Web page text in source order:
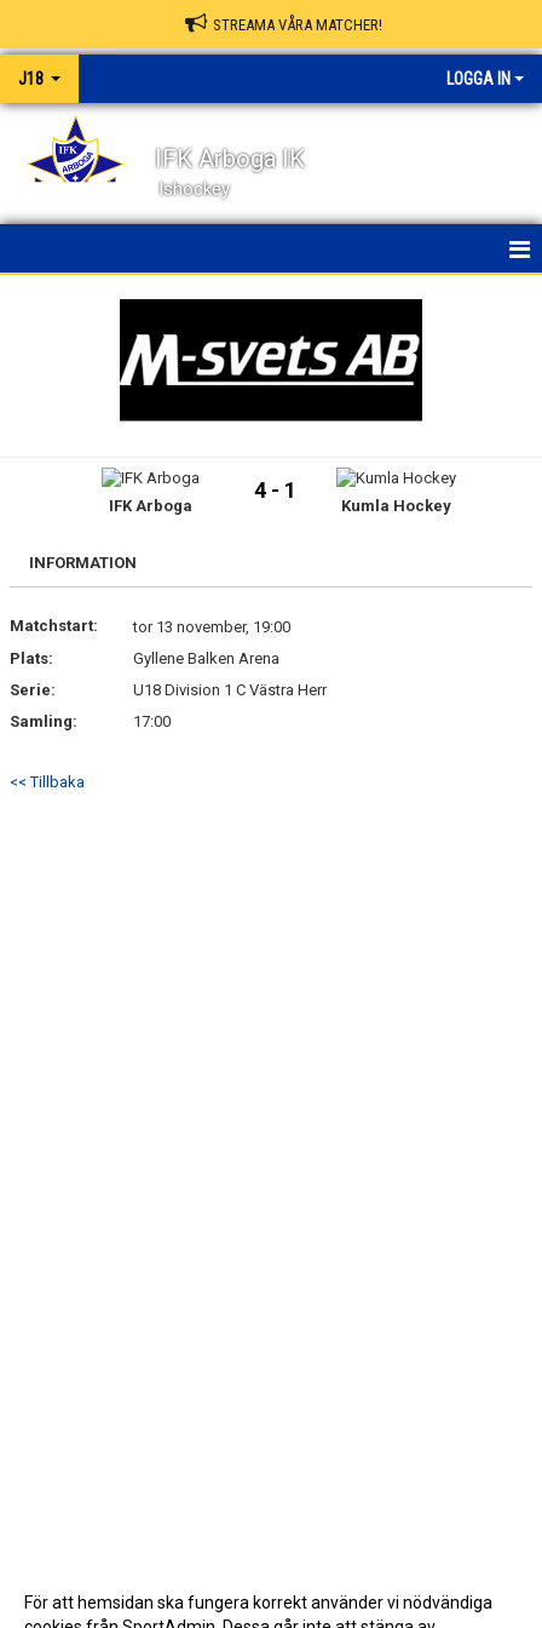
STREAMA VÅRA MATCHER!
J18 LOGGA IN
IFK Arboga IK
Ishockey
BILDGALLERI
KONTAKT
IFK Arboga
4 - 1
Kumla Hockey
INFORMATION
Matchstart:
tor 13 november, 19:00
Plats:
Gyllene Balken Arena
Serie:
U18 Division 1 C Västra Herr
Samling:
17:00
<< Tillbaka
För att hemsidan ska fungera korrekt använder vi nödvändiga